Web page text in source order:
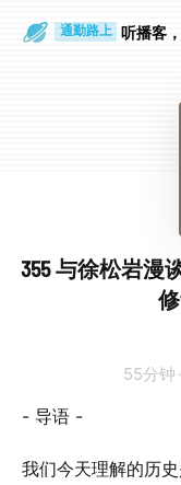
通勤路上 听播客
355 与徐松岩漫
55分钟 ·
- 导语 -
我们今天理解的历